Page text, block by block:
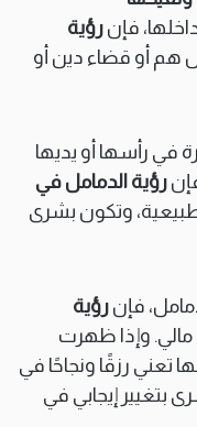
فإن رؤية
هم أو قضاء دين أو
في رأسها أو يديها
رؤية الدمامل في
طبيعية، وتكون بشرى
فإن رؤية
مالي. وإذا ظهرت
تعني رزقًا ونجاحًا في
بتغيير إيجابي في